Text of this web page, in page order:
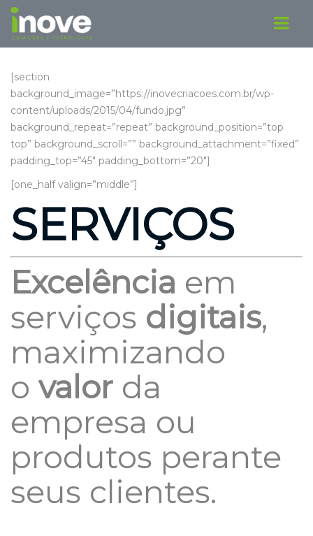
[section
background_image=”https://inovecriacoes.com.br/wp-
content/uploads/2015/04/fundo.jpg”
background_repeat=”repeat” background_position=”top
top” background_scroll=”” background_attachment=”fixed”
padding_top=”45″ padding_bottom=”20″]
[one_half valign=”middle”]
SERVIÇOS
Excelência em
serviços digitais,
maximizando
ovalor da
empresa ou
produtos perante
seus clientes.